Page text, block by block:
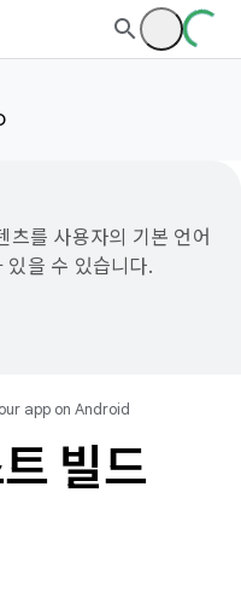
를 사용자의 기본 언어
있을 수 있습니다.
app on Android
빌드